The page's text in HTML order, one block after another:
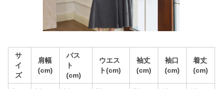
サ
イ
ズ
肩幅
(cm)
バス
ト
(cm)
ウエス
ト(cm)
袖丈
(cm)
袖口
(cm)
着丈
(cm)